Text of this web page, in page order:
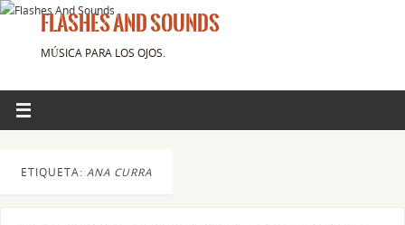
FLASHES AND SOUNDS
MÚSICA PARA LOS OJOS.
ETIQUETA: ANA CURRA